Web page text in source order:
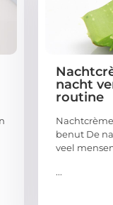
nacht
routine
benut De
veel